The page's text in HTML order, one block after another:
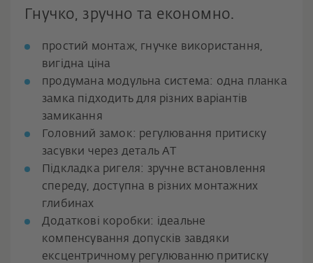
Гнучко, зручно та економно.
простий монтаж, гнучке використання,
вигідна ціна
продумана модульна система: одна планка
замка підходить для різних варіантів
замикання
Головний замок: регулювання притиску
засувки через деталь AT
Підкладка ригеля: зручне встановлення
спереду, доступна в різних монтажних
глибинах
Додаткові коробки: ідеальне
компенсування допусків завдяки
ексцентричному регулюванню притиску